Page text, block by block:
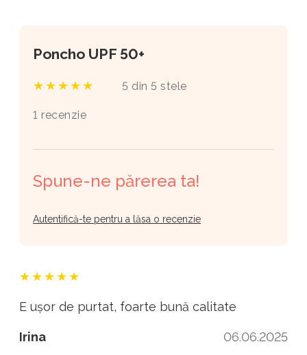
Poncho UPF 50+
★★★★★ 5 din 5 stele
1 recenzie
Spune-ne părerea ta!
Autentifică-te pentru a lăsa o recenzie
★★★★★
E ușor de purtat, foarte bună calitate
Irina 06.06.2025